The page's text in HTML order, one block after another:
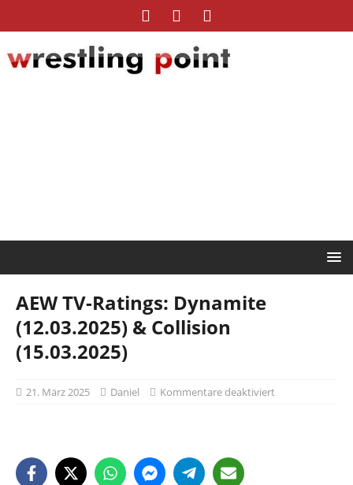
AEW TV-Ratings: Dynamite
(12.03.2025) & Collision
(15.03.2025)
21. März 2025 Daniel Kommentare deaktiviert